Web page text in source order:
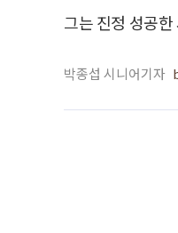
그는 진정 성공
박종섭 시니어기자